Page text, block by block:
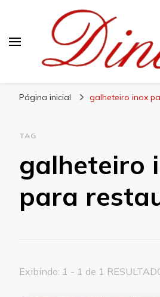
Página inicial galheteiro inox
TAG
galheteiro
para
Exibindo: 1 - 1 de 1